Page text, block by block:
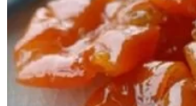
Cách Làm Bánh
Cách làm bánh chay
Cách Làm Kẹo –
Video
Tin tức
Tin Tổng Hợp